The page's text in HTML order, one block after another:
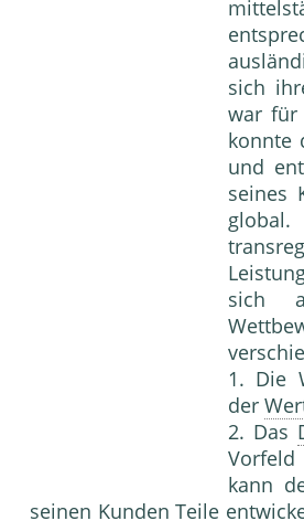
sich
war für
konnte
und
seines
global.
sich
1. Die
der
2. Das
Vorfeld
kann
seinen Kunden Teile